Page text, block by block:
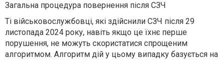
Загальна процедура повернення після СЗЧ
Ті військовослужбовці, які здійснили СЗЧ після 29
листопада 2024 року, навіть якщо це їхнє перше
порушення, не можуть скористатися спрощеним
алгоритмом. Алгоритм дій у цьому випадку базується на